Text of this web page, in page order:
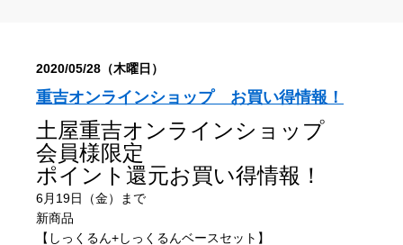
2020/05/28（木曜日）
重吉オンラインショップ お買い得情報！
土屋重吉オンラインショップ
会員様限定
ポイント還元お買い得情報！
6月19日（金）まで
新商品
【しっくるん+しっくるんベースセット】